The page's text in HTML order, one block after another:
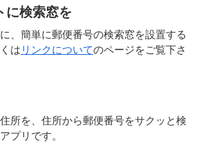
に検索窓を
、簡単に郵便番号の検索窓を設置する
は リンクについてのページをご覧下さ
所を、住所から郵便番号をサクッと検
プリです。